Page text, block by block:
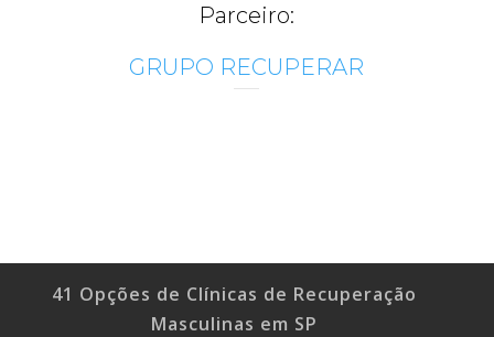
Parceiro:
GRUPO RECUPERAR
41 Opções de Clínicas de Recuperação
Masculinas em SP